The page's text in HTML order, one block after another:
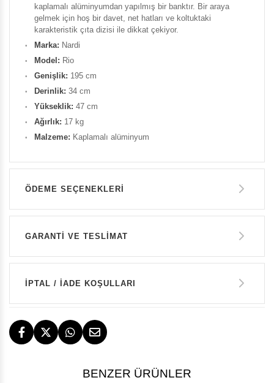
kaplamalı alüminyumdan yapılmış bir banktır. Bir araya
gelmek için hoş bir davet, net hatları ve koltuktaki
karakteristik çıta dizisi ile dikkat çekiyor.
Marka: Nardi
Model: Rio
Genişlik: 195 cm
Derinlik: 34 cm
Yükseklik: 47 cm
Ağırlık: 17 kg
Malzeme: Kaplamalı alüminyum
ÖDEME SEÇENEKLERI
45.300 TL
Kredi Kartı Tek Çekim
GARANTİ VE TESLİMAT
GARANTİ
İPTAL / İADE KOŞULLARI
BENZER ÜRÜNLER